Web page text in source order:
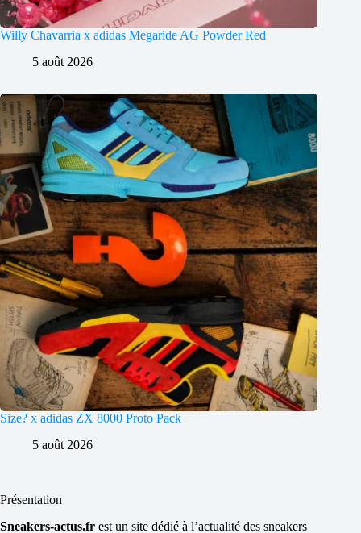
Willy Chavarria x adidas Megaride AG Powder Red
5 août 2026
Size? x adidas ZX 8000 Proto Pack
5 août 2026
Présentation
Sneakers-actus.fr est un site dédié à l’actualité des sneakers